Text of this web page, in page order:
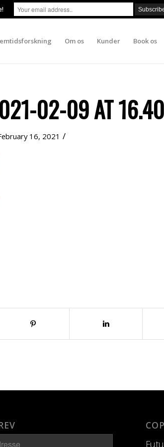
Om os Kunder Book os
02-09 AT
16, 2021 /